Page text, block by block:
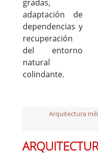
gradas,
adaptación de
dependencias y
recuperación
del entorno
natural
colindante.
Arquitectura